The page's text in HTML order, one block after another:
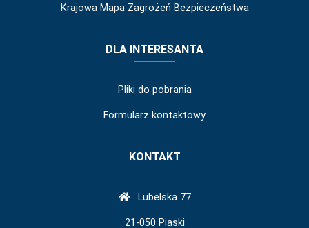
Krajowa Mapa Zagrożeń Bezpieczeństwa
DLA INTERESANTA
Pliki do pobrania
Formularz kontaktowy
KONTAKT
Lubelska 77
21-050 Piaski